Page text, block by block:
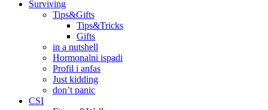
Surviving
Tips&Gifts
Tips&Tricks
Gifts
in a nutshell
Hormonalni ispadi
Profil i anfas
Just kidding
don’t panic
CSI